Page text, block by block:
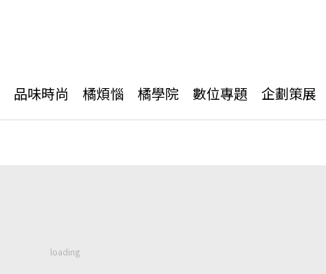
品味時尚 橘煩惱 橘學院 數位專題 企劃策展